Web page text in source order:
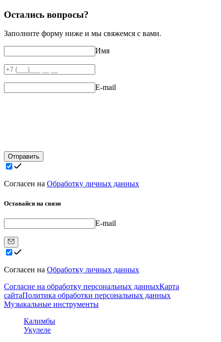
Остались вопросы?
Заполните форму ниже и мы свяжемся с вами.
Имя
E-mail
Отправить
Согласен на Обработку личных данных
Оставайся на связи
E-mail
Согласен на Обработку личных данных
Согласие на обработку персональных данныхКарта
сайтаПолитика обработки персональных данных
Музыкальные инструменты
Калимбы
Укулеле